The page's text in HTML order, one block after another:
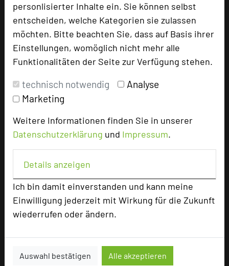
personlisierter Inhalte ein. Sie können selbst
entscheiden, welche Kategorien sie zulassen
möchten. Bitte beachten Sie, dass auf Basis ihrer
Einstellungen, womöglich nicht mehr alle
Funktionalitäten der Seite zur Verfügung stehen.
technisch notwendig
Analyse
Marketing
Weitere Informationen finden Sie in unserer
Datenschutzerklärung und Impressum.
Details anzeigen
Ich bin damit einverstanden und kann meine
Einwilligung jederzeit mit Wirkung für die Zukunft
wiederrufen oder ändern.
Auswahl bestätigen Alle akzeptieren
Max. Tagungskapazität (Personen)
U-Form
Parlamentarisch
48
Reihenbestuhlung
Tagungsräume
5
Ausstellungsfläche
Zimmer
Einzelzimmer
Appartements
Besonders geeignet für
Seminar, Konferenz, Event
72 Seiten dieses Hotels wurden in den vergangenen